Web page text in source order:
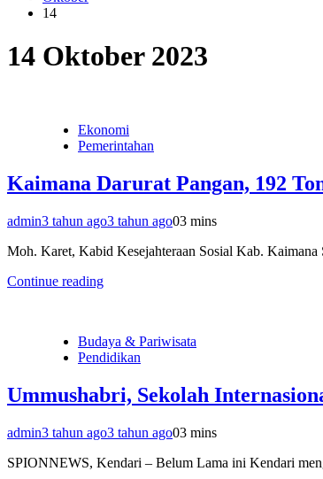
14
14 Oktober 2023
Ekonomi
Pemerintahan
Kaimana Darurat Pangan, 192
admin3 tahun ago3 tahun ago03 mins
Moh. Karet, Kabid Kesejahteraan Sosial Kab.
Continue reading
Budaya & Pariwisata
Pendidikan
Ummushabri, Sekolah
admin3 tahun ago3 tahun ago03 mins
SPIONNEWS, Kendari – Belum Lama ini Kendari